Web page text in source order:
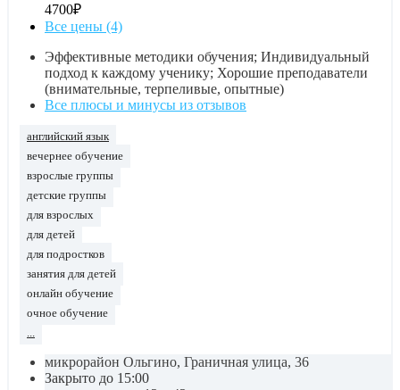
4700₽
Все цены (4)
Эффективные методики обучения; Индивидуальный
подход к каждому ученику; Хорошие преподаватели
(внимательные, терпеливые, опытные)
Все плюсы и минусы из отзывов
английский язык
вечернее обучение
взрослые группы
детские группы
для взрослых
для детей
для подростков
занятия для детей
онлайн обучение
очное обучение
микрорайон Ольгино, Граничная улица, 36
Закрыто до 15:00